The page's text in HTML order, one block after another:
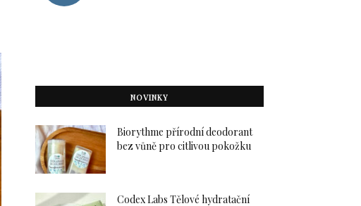
NOVINKY
Biorythme přírodní deodorant
bez vůně pro citlivou pokožku
Codex Labs Tělové hydratační